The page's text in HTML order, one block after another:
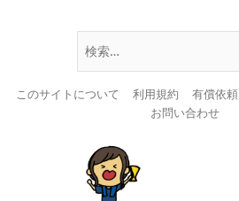
このサイトについて 利用規約 有償依頼
お問い合わせ
content